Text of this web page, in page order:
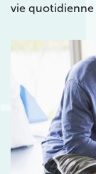
vie quotidienne
avec